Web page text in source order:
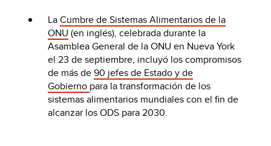
LaCumbre de Sistemas Alimentarios de la
ONU (en inglés), celebrada durante la
Asamblea General de la ONU en Nueva York
el 23 de septiembre, incluyó los compromisos
de más de90 jefes de Estado y de
Gobierno para la transformación de los
sistemas alimentarios mundiales con el fin de
alcanzar los ODS para 2030.